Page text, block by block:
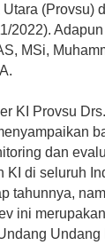
(Provsu)
2022).
MSi,
KI Provsu
dan
KI di seluruh
tahunnya,
ini
Undang